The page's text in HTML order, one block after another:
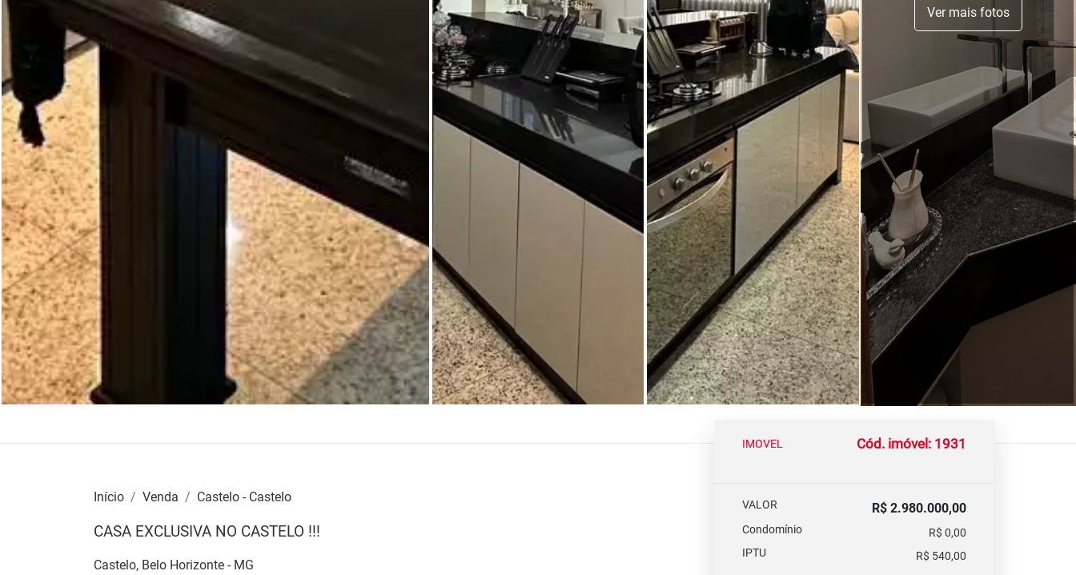
Ver mais fotos
Início Venda Castelo - Castelo
CASA EXCLUSIVA NO CASTELO !!!
Castelo, Belo Horizonte - MG
IMOVEL Cód. imóvel: 1931
VALOR R$ 2.980.000,00
Condomínio
R$ 0,00
IPTU
R$ 540,00